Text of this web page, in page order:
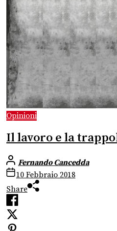
Opinioni
Il lavoro e la
Fernando Cancedda
10 Febbraio 2018
Share